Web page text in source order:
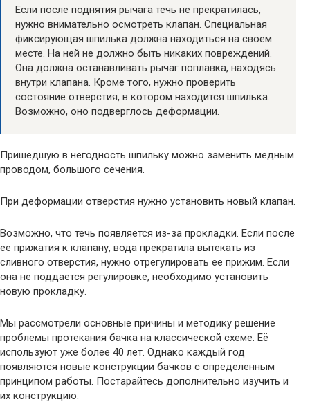
Если после поднятия рычага течь не прекратилась,
нужно внимательно осмотреть клапан. Специальная
фиксирующая шпилька должна находиться на своем
месте. На ней не должно быть никаких повреждений.
Она должна останавливать рычаг поплавка, находясь
внутри клапана. Кроме того, нужно проверить
состояние отверстия, в котором находится шпилька.
Возможно, оно подверглось деформации.
Пришедшую в негодность шпильку можно заменить медным
проводом, большого сечения.
При деформации отверстия нужно установить новый клапан.
Возможно, что течь появляется из-за прокладки. Если после
ее прижатия к клапану, вода прекратила вытекать из
сливного отверстия, нужно отрегулировать ее прижим. Если
она не поддается регулировке, необходимо установить
новую прокладку.
Мы рассмотрели основные причины и методику решение
проблемы протекания бачка на классической схеме. Её
используют уже более 40 лет. Однако каждый год
появляются новые конструкции бачков с определенным
принципом работы. Постарайтесь дополнительно изучить и
их конструкцию.